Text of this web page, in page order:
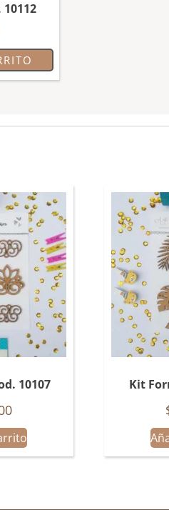
10107 Kit